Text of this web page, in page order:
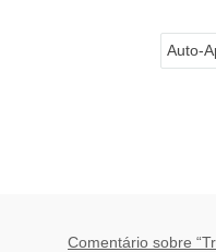
Auto-
Comentário sobre